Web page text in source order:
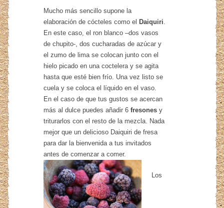
Mucho más sencillo supone la
elaboración de cócteles como el Daiquiri
En este caso, el ron blanco –dos vasos
de chupito-, dos cucharadas de azúcar y
el zumo de lima se colocan junto con el
hielo picado en una coctelera y se agita
hasta que esté bien frío. Una vez listo se
cuela y se coloca el líquido en el vaso.
En el caso de que tus gustos se acercan
más al dulce puedes añadir 6fresones y
triturarlos con el resto de la mezcla. Nada
mejor que un delicioso Daiquiri de fresa
para dar la bienvenida a tus invitados
antes de comenzar a comer.
Los